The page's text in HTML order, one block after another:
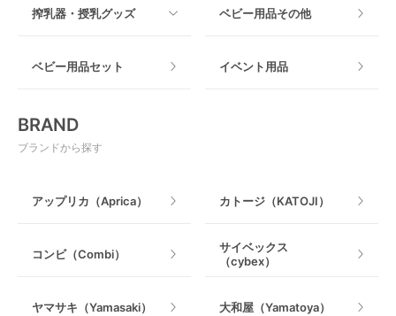
マット製
室内遊具
搾乳器・授乳グッズ
授乳グッズ・ママ用品
ベビー用品その他
ベビー用品セット イベント用品
BRAND
ブランドから探す
アップリカ（Aprica） カトージ（KATOJI）
コンビ（Combi）
サイベックス
（cybex）
ヤマサキ（Yamasaki） 大和屋（Yamatoya）